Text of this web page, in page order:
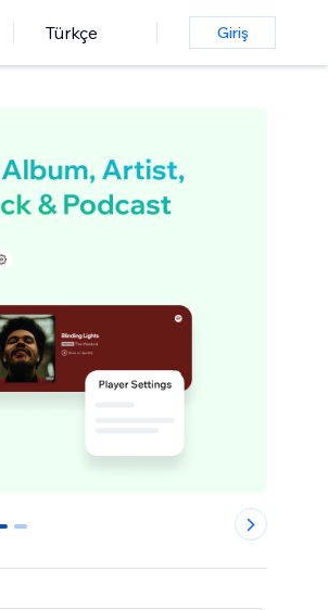
Türkçe Giriş
1